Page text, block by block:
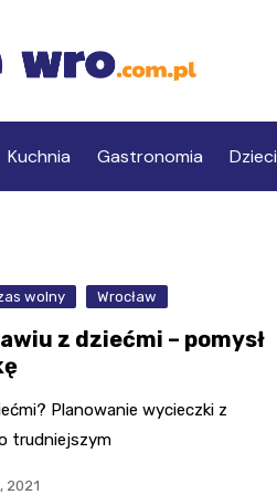
Kuchnia Gastronomia Dzieci
wolny Wrocław
z dziećmi – pomysł
Planowanie wycieczki z
trudniejszym
2021